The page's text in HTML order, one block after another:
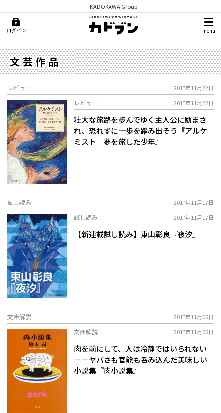
KADOKAWA Group
ログイン menu
文芸作品
レビュー 2017年11月22日
レビュー 2017年11月22日
壮大な旅路を歩んでゆく主人公に励まさ
れ、恐れずに一歩を踏み出そう――『アルケ
ミスト 夢を旅した少年』
試し読み 2017年11月17日
試し読み 2017年11月17日
【新連載試し読み】東山彰良『夜汐』
文庫解説 2017年11月06日
文庫解説 2017年11月06日
肉を前にして、人は冷静ではいられない
－－ヤバさも官能も呑み込んだ美味しい
小説集『肉小説集』